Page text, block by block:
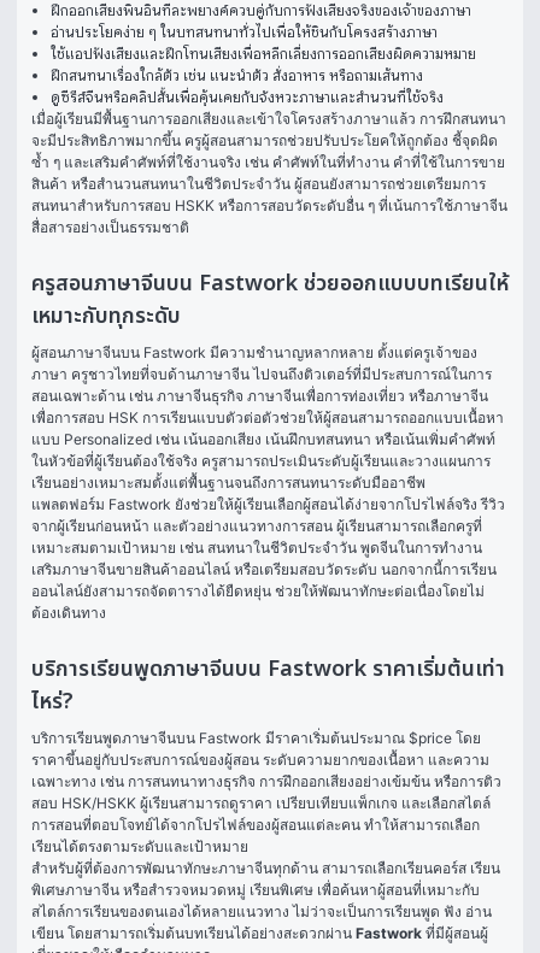
ฝึกออกเสียงพินอินทีละพยางค์ควบคู่กับการฟังเสียงจริงของเจ้าของภาษา
อ่านประโยคง่าย ๆ ในบทสนทนาทั่วไปเพื่อให้ชินกับโครงสร้างภาษา
ใช้แอปฟังเสียงและฝึกโทนเสียงเพื่อหลีกเลี่ยงการออกเสียงผิดความหมาย
ฝึกสนทนาเรื่องใกล้ตัว เช่น แนะนำตัว สั่งอาหาร หรือถามเส้นทาง
ดูซีรีส์จีนหรือคลิปสั้นเพื่อคุ้นเคยกับจังหวะภาษาและสำนวนที่ใช้จริง
เมื่อผู้เรียนมีพื้นฐานการออกเสียงและเข้าใจโครงสร้างภาษาแล้ว การฝึกสนทนา
จะมีประสิทธิภาพมากขึ้น ครูผู้สอนสามารถช่วยปรับประโยคให้ถูกต้อง ชี้จุดผิด
ซ้ำ ๆ และเสริมคำศัพท์ที่ใช้งานจริง เช่น คำศัพท์ในที่ทำงาน คำที่ใช้ในการขาย
สินค้า หรือสำนวนสนทนาในชีวิตประจำวัน ผู้สอนยังสามารถช่วยเตรียมการ
สนทนาสำหรับการสอบ HSKK หรือการสอบวัดระดับอื่น ๆ ที่เน้นการใช้ภาษาจีน
สื่อสารอย่างเป็นธรรมชาติ
ครูสอนภาษาจีนบน Fastwork ช่วยออกแบบบทเรียนให้
เหมาะกับทุกระดับ
ผู้สอนภาษาจีนบน Fastwork มีความชำนาญหลากหลาย ตั้งแต่ครูเจ้าของ
ภาษา ครูชาวไทยที่จบด้านภาษาจีน ไปจนถึงติวเตอร์ที่มีประสบการณ์ในการ
สอนเฉพาะด้าน เช่น ภาษาจีนธุรกิจ ภาษาจีนเพื่อการท่องเที่ยว หรือภาษาจีน
เพื่อการสอบ HSK การเรียนแบบตัวต่อตัวช่วยให้ผู้สอนสามารถออกแบบเนื้อหา
แบบ Personalized เช่น เน้นออกเสียง เน้นฝึกบทสนทนา หรือเน้นเพิ่มคำศัพท์
ในหัวข้อที่ผู้เรียนต้องใช้จริง ครูสามารถประเมินระดับผู้เรียนและวางแผนการ
เรียนอย่างเหมาะสมตั้งแต่พื้นฐานจนถึงการสนทนาระดับมืออาชีพ
แพลตฟอร์ม Fastwork ยังช่วยให้ผู้เรียนเลือกผู้สอนได้ง่ายจากโปรไฟล์จริง รีวิว
จากผู้เรียนก่อนหน้า และตัวอย่างแนวทางการสอน ผู้เรียนสามารถเลือกครูที่
เหมาะสมตามเป้าหมาย เช่น สนทนาในชีวิตประจำวัน พูดจีนในการทำงาน
เสริมภาษาจีนขายสินค้าออนไลน์ หรือเตรียมสอบวัดระดับ นอกจากนี้การเรียน
ออนไลน์ยังสามารถจัดตารางได้ยืดหยุ่น ช่วยให้พัฒนาทักษะต่อเนื่องโดยไม่
ต้องเดินทาง
บริการเรียนพูดภาษาจีนบน Fastwork ราคาเริ่มต้นเท่า
ไหร่?
บริการเรียนพูดภาษาจีนบน Fastwork มีราคาเริ่มต้นประมาณ $price โดย
ราคาขึ้นอยู่กับประสบการณ์ของผู้สอน ระดับความยากของเนื้อหา และความ
เฉพาะทาง เช่น การสนทนาทางธุรกิจ การฝึกออกเสียงอย่างเข้มข้น หรือการติว
สอบ HSK/HSKK ผู้เรียนสามารถดูราคา เปรียบเทียบแพ็กเกจ และเลือกสไตล์
การสอนที่ตอบโจทย์ได้จากโปรไฟล์ของผู้สอนแต่ละคน ทำให้สามารถเลือก
เรียนได้ตรงตามระดับและเป้าหมาย
สำหรับผู้ที่ต้องการพัฒนาทักษะภาษาจีนทุกด้าน สามารถเลือกเรียนคอร์ส เรียน
พิเศษภาษาจีน หรือสำรวจหมวดหมู่ เรียนพิเศษ เพื่อค้นหาผู้สอนที่เหมาะกับ
สไตล์การเรียนของตนเองได้หลายแนวทาง ไม่ว่าจะเป็นการเรียนพูด ฟัง อ่าน
เขียน โดยสามารถเริ่มต้นบทเรียนได้อย่างสะดวกผ่าน Fastwork ที่มีผู้สอนผู้